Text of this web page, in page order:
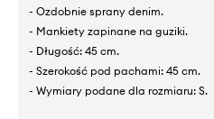
- Ozdobnie sprany denim.
- Mankiety zapinane na guziki.
- Długość: 45 cm.
- Szerokość pod pachami: 45 cm.
- Wymiary podane dla rozmiaru: S.